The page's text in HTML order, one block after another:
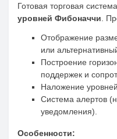
Готовая торговая
уровней Фибоначчи .
Отображение
или
Построение
поддержек и
Наложение
Система алертов
уведомления).
Особенности: